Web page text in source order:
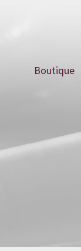
Boutique